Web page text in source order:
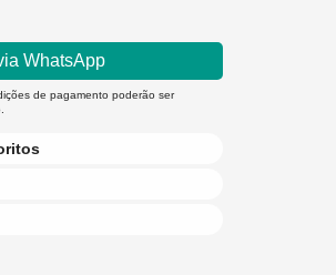
WhatsApp
de pagamento poderão ser